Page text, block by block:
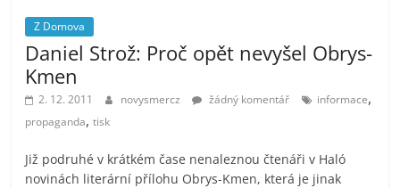
Z Domova
Daniel Strož: Proč opět nevyšel Obrys-
Kmen
2. 12. 2011 novysmercz žádný komentář informace,
propaganda,tisk
Již podruhé v krátkém čase nenaleznou čtenáři v Haló
novinách literární přílohu Obrys-Kmen, která je jinak